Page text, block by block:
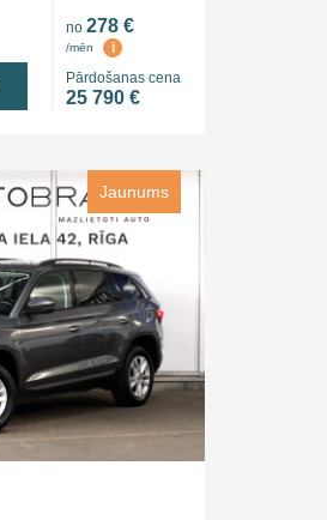
no 278 €
/mēn
i
Pārdošanas cena
25 790 €
Jaunums